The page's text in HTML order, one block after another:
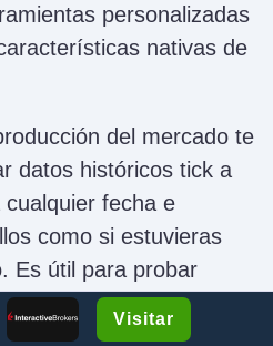
personalizadas
nativas de
del mercado te
datos históricos tick a
fecha e
como si estuvieras
Es útil para probar
en el mundo real.
Visitar